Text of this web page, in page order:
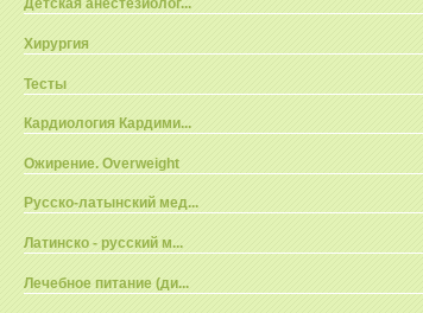
Детская анестезиолог...
Хирургия
Тесты
Кардиология Кардими...
Ожирение. Overweight
Русско-латынский мед...
Латинско - русский м...
Лечебное питание (ди...